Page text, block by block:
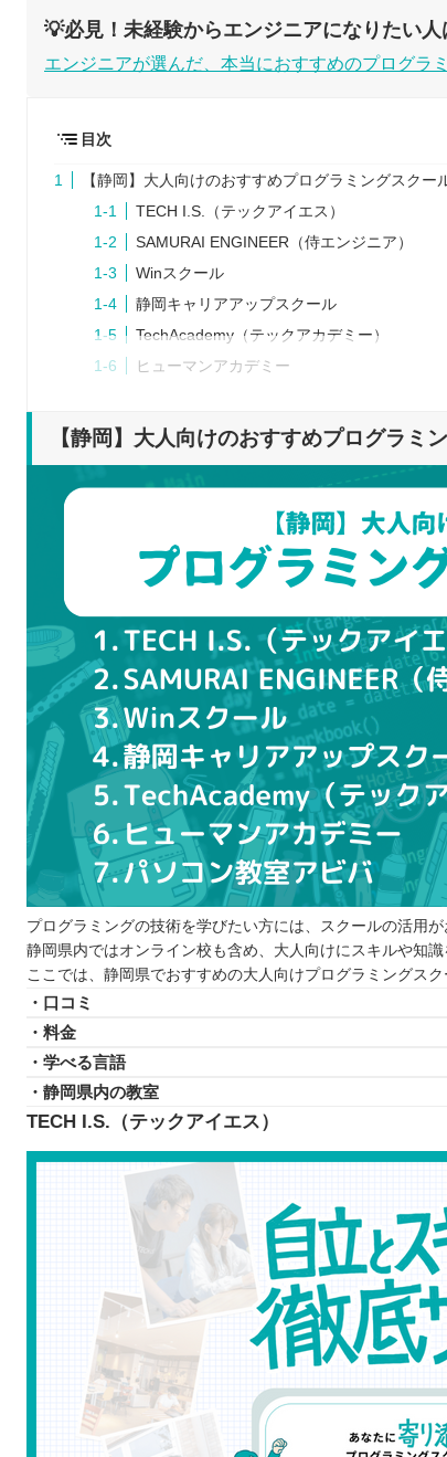
💡必見！未経験からエンジニアになりたい
エンジニアが選んだ、本当におすすめのプログラ
目次
【静岡】大人向けのおすすめプログラミングスクー
TECH I.S.（テックアイエス）
SAMURAI ENGINEER（侍エンジニア）
Winスクール
静岡キャリアアップスクール
TechAcademy（テックアカデミー）
ヒューマンアカデミー
プログラミングスクールを検討するときの5つのポ
いくつかピックアップして比較する
無料説明会や体験レッスンに参加してみる
目的を明確にする
リアルな口コミや体験談を参考にする
プログラミングスクールを比較するときの5つのポ
問題なく通えるスケジュールか
受講の形式は自分に合っているか
費用はどのくらいかかるか
サポート体制はどうなっているか
カリキュラムの質はどうか
プログラミングスクールに通う5つのメリット
モチベーションを保てる
就職支援を受けられる
学習の習慣が身に付く
相談しやすい環境が整っている
仕事で役に立つスキルが身に付く
プログラミングスクールに通う3つのデメリット
お得にプログラミングスクールに通える制度
プログラミングスクールで挫折しないために
【静岡】子ども向けのおすすめプログラミングス
ICTものづくりキッズ WinMate
モノリズムキッズラボ
アーテック自考力キッズ
静岡で自分に合ったプログラミングスクールを見
【静岡】大人向けのおすすめプログラミ
プログラミングの技術を学びたい方には、スクールの活用が
静岡県内ではオンライン校も含め、大人向けにスキルや知
ここでは、静岡県でおすすめの大人向けプログラミングスク
・口コミ
・料金
・学べる言語
・静岡県内の教室
TECH I.S.（テックアイエス）